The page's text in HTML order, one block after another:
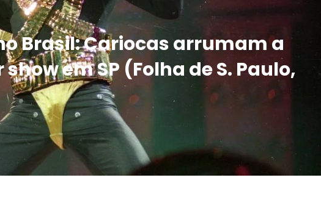
Brasil: Cariocas arrumam a
em SP (Folha de S. Paulo,